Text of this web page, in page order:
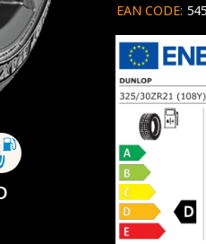
Maxx
Race
2
N1
EAN CODE: